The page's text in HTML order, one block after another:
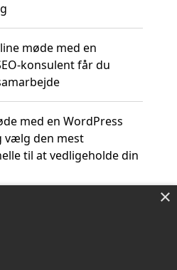
møde med en
konsulent får du
med en WordPress
vælg den mest
til at vedligeholde din
×